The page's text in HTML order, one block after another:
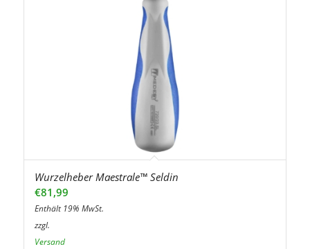
Wurzelheber Maestrale™ Seldin
€81,99
Enthält 19% MwSt.
zzgl.
Versand